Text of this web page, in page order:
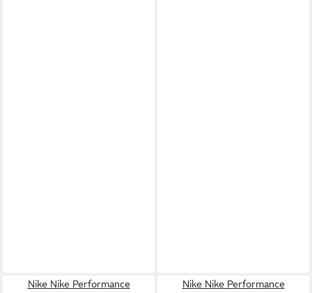
Nike Nike Performance
Nike Nike Performance